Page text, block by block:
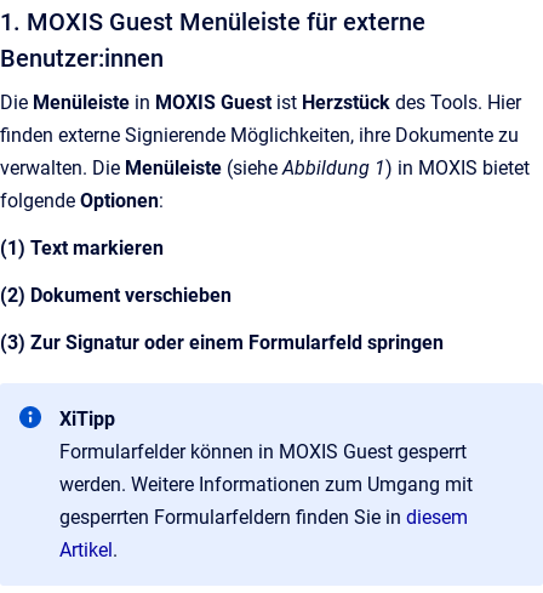
1. MOXIS Guest Menüleiste für externe
Benutzer:innen
Die Menüleiste in MOXIS Guestist Herzstück des Tools. Hier
finden externe Signierende Möglichkeiten, ihre Dokumente zu
verwalten. Die Menüleiste (sieheAbbildung 1) in MOXIS bietet
folgende Optionen:
(1) Text markieren
(2) Dokument verschieben
(3) Zur Signatur oder einem Formularfeld springen
XiTipp
Formularfelder können in MOXIS Guest gesperrt
werden. Weitere Informationen zum Umgang mit
gesperrten Formularfeldern finden Sie in diesem
Artikel.